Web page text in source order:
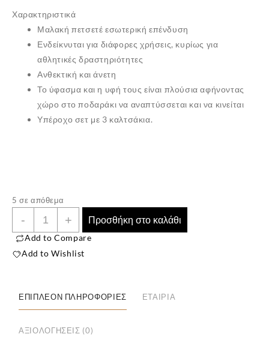
Χαρακτηριστικά
Μαλακή πετσετέ εσωτερική επένδυση
Ενδείκνυται για διάφορες χρήσεις, κυρίως για
αθλητικές δραστηριότητες
Ανθεκτική και άνετη
Το ύφασμα και η υφή τους είναι πλούσια αφήνοντας
χώρο στο ποδαράκι να αναπτύσσεται και να κινείται
Υπέροχο σετ με 3 καλτσάκια.
5 σε απόθεμα
-
Παιδική
Κάλτσα
3
Πράσινο
+
Προσθήκη στο καλάθι
Add to Compare
Add to Wishlist
ΕΠΙΠΛΈΟΝ ΠΛΗΡΟΦΟΡΊΕΣ ΕΤΑΙΡΊΑ
ΑΞΙΟΛΟΓΉΣΕΙΣ (0)